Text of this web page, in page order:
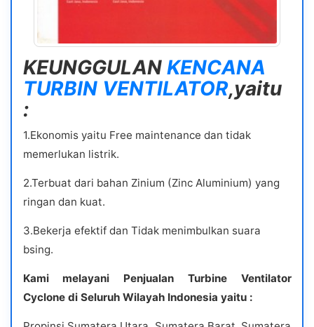
KEUNGGULAN KENCANA
TURBIN VENTILATOR,yaitu
:
1.Ekonomis yaitu Free maintenance dan tidak
memerlukan listrik.
2.Terbuat dari bahan Zinium (Zinc Aluminium) yang
ringan dan kuat.
3.Bekerja efektif dan Tidak menimbulkan suara
bsing.
Kami melayani Penjualan Turbine Ventilator
Cyclone di Seluruh Wilayah Indonesia yaitu :